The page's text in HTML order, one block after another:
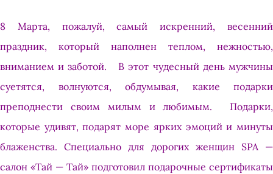
8 Марта, пожалуй, самый искренний, весенний
праздник, который наполнен теплом, нежностью,
вниманием и заботой. В этот чудесный день мужчины
суетятся, волнуются, обдумывая, какие подарки
преподнести своим милым и любимым.
Подарки,
которые удивят, подарят море ярких эмоций и минуты
блаженства. Специально для дорогих женщин SPA —
салон «Тай — Тай» подготовил подарочные сертификаты